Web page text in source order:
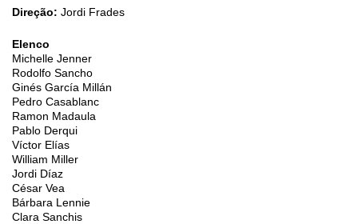
Direção: Jordi Frades
Elenco
Michelle Jenner
Rodolfo Sancho
Ginés García Millán
Pedro Casablanc
Ramon Madaula
Pablo Derqui
Víctor Elías
William Miller
Jordi Díaz
César Vea
Bárbara Lennie
Clara Sanchis